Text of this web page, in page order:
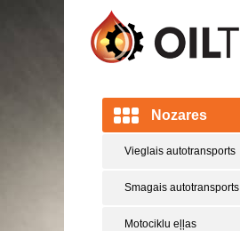
Nozares
Vieglais autotransports
Smagais autotransports
Motociklu eļļas